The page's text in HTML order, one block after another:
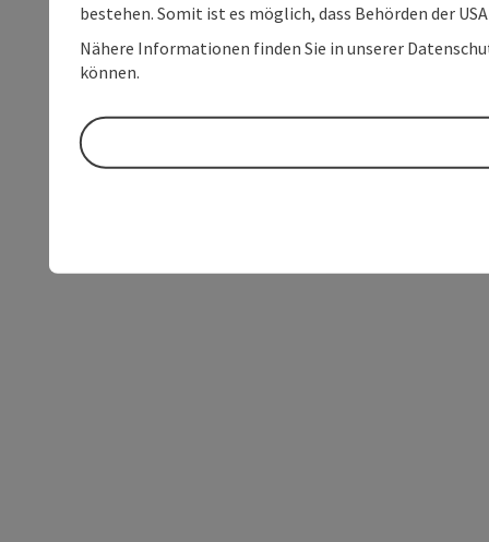
bestehen. Somit ist es möglich, dass Behörden der
Nähere Informationen finden Sie in unserer
können.